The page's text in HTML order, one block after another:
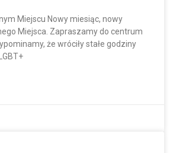
Miejscu Nowy miesiąc, nowy
Miejsca. Zapraszamy do centrum
że wróciły stałe godziny